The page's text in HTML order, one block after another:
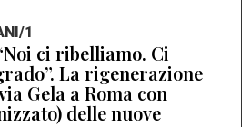
1
ci ribelliamo. Ci
La rigenerazione
Gela a Roma con
delle nuove